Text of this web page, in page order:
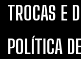
TROCAS E
POLÍTICA